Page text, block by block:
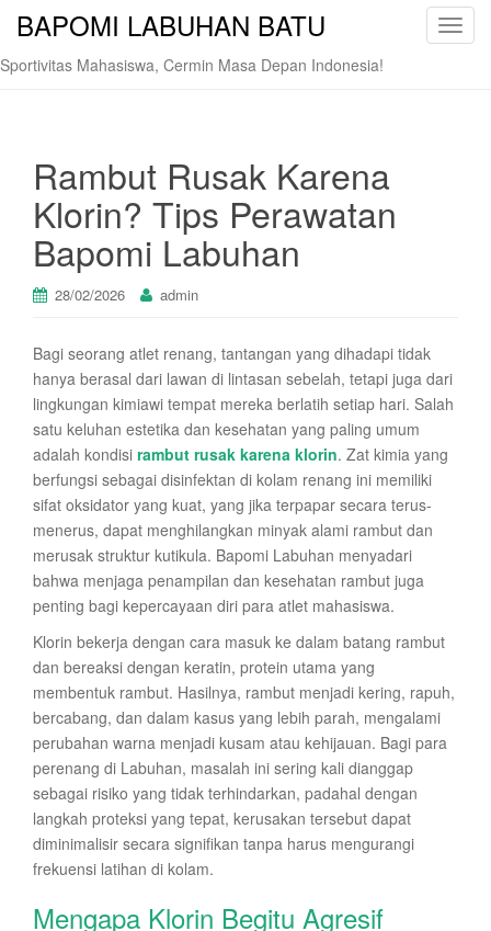
T
o
n
BAPOMI LABUHAN BATU
Sportivitas Mahasiswa, Cermin Masa Depan Indonesia!
Rambut Rusak Karena
Klorin? Tips Perawatan
Bapomi Labuhan
28/02/2026 admin
Bagi seorang atlet renang, tantangan yang dihadapi tidak
hanya berasal dari lawan di lintasan sebelah, tetapi juga dari
lingkungan kimiawi tempat mereka berlatih setiap hari. Salah
satu keluhan estetika dan kesehatan yang paling umum
adalah kondisi rambut rusak karena klorin. Zat kimia yang
berfungsi sebagai disinfektan di kolam renang ini memiliki
sifat oksidator yang kuat, yang jika terpapar secara terus-
menerus, dapat menghilangkan minyak alami rambut dan
merusak struktur kutikula. Bapomi Labuhan menyadari
bahwa menjaga penampilan dan kesehatan rambut juga
penting bagi kepercayaan diri para atlet mahasiswa.
Klorin bekerja dengan cara masuk ke dalam batang rambut
dan bereaksi dengan keratin, protein utama yang
membentuk rambut. Hasilnya, rambut menjadi kering, rapuh,
bercabang, dan dalam kasus yang lebih parah, mengalami
perubahan warna menjadi kusam atau kehijauan. Bagi para
perenang di Labuhan, masalah ini sering kali dianggap
sebagai risiko yang tidak terhindarkan, padahal dengan
langkah proteksi yang tepat, kerusakan tersebut dapat
diminimalisir secara signifikan tanpa harus mengurangi
frekuensi latihan di kolam.
Mengapa Klorin Begitu Agresif